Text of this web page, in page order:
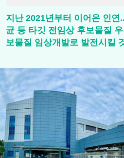
지난 2021년부터 이어온 인연
균 등 타깃 전임상 후보물질
보물질 임상개발로 발전시킬